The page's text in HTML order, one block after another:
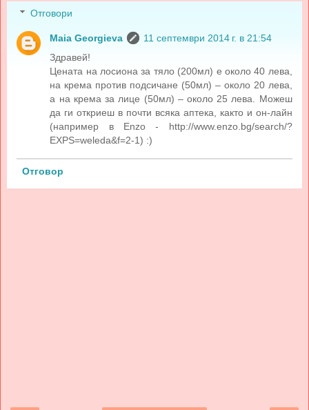
Отговори
Maia Georgieva
11 септември 2014 г. в 21:54
Здравей!
Цената на лосиона за тяло (200мл) е около 40 лева,
на крема против подсичане (50мл) – около 20 лева,
а на крема за лице (50мл) – около 25 лева. Можеш
да ги откриеш в почти всяка аптека, както и он-лайн
(например в Enzo - http://www.enzo.bg/search/?
EXPS=weleda&f=2-1) :)
Отговор